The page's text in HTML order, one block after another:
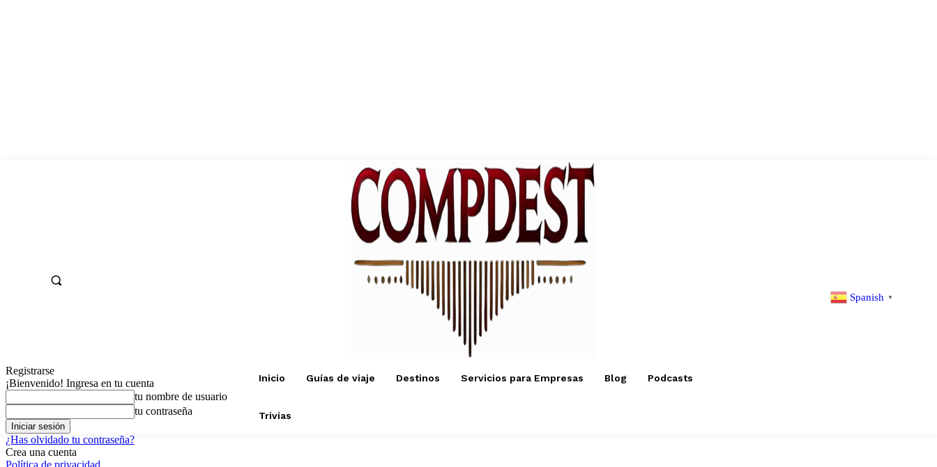
Inicio Guías de viaje Destinos Servicios para Empresas Blog Podcasts
Trivias
Spanish ▼
Registrarse
¡Bienvenido! Ingresa en tu cuenta
tu nombre de usuario
tu contraseña
¿Has olvidado tu contraseña?
Crea una cuenta
Política de privacidad